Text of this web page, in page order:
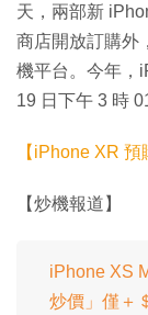
天，兩部新
商店開放訂購外
機平台。今年，
19 日下午 3 時
【iPhone XR 預
【炒機報道】
iPhone XS
炒價」僅＋